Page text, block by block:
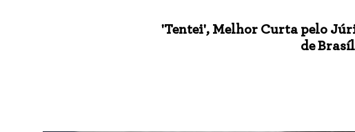
'Tentei', Melhor Curta pelo
de